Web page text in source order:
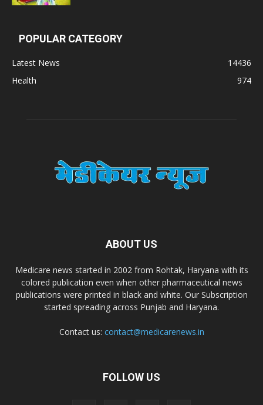
Carewell Ayurveda
Dr. Madhukar Pharmaceuticals (P) Ltd
Domagk Smith Labs Pvt Ltd
Diya Healthcare Private Limited
POPULAR CATEGORY
Latest News
14436
Health
974
ABOUT US
Medicare news started in 2002 from Rohtak, Haryana with its
colored publication even when other pharmaceutical news
publications were printed in black and white. Our Subscription
started spreading across Punjab and Haryana.
Contact us: contact@medicarenews.in
FOLLOW US